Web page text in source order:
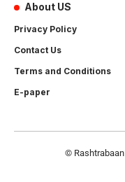
About US
Privacy Policy
Contact Us
Terms and Conditions
E-paper
©